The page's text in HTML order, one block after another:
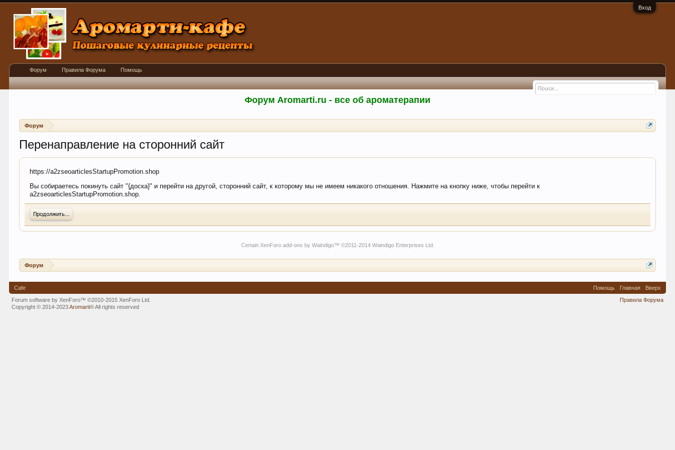
Вход
Форум Aromarti.ru - все об ароматерапии
Форум
Перенаправление на сторонний сайт
https://a2zseoarticlesStartupPromotion.shop
Вы собираетесь покинуть сайт "{доска}" и перейти на другой, сторонний сайт, к которому мы не имеем никакого отношения. Нажмите на кнопку ниже, чтобы перейти к
a2zseoarticlesStartupPromotion.shop.
Продолжить...
Certain XenForo add-ons by Waindigo™ ©2011-2014 Waindigo Enterprises Ltd.
Форум
Форум Правила Форума Помощь
Cafe Помощь Главная
Вверх
Правила Форума
Forum software by XenForo™©2010-2015 XenForo Ltd.
Copyright © 2014-2023Aromarti®All rights reserved